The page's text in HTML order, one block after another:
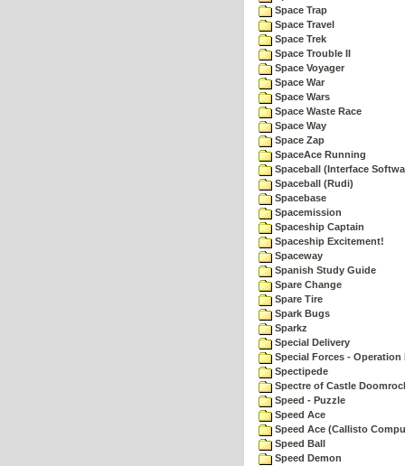
Space Trap
Space Travel
Space Trek
Space Trouble II
Space Voyager
Space War
Space Wars
Space Waste Race
Space Way
Space Zap
SpaceAce Running
Spaceball (Interface
Spaceball (Rudi)
Spacebase
Spacemission
Spaceship Captain
Spaceship Excitement!
Spaceway
Spanish Study Guide
Spare Change
Spare Tire
Spark Bugs
Sparkz
Special Delivery
Special Forces - Operation
Spectipede
Spectre of Castle
Speed - Puzzle
Speed Ace
Speed Ace (Callisto
Speed Ball
Speed Demon